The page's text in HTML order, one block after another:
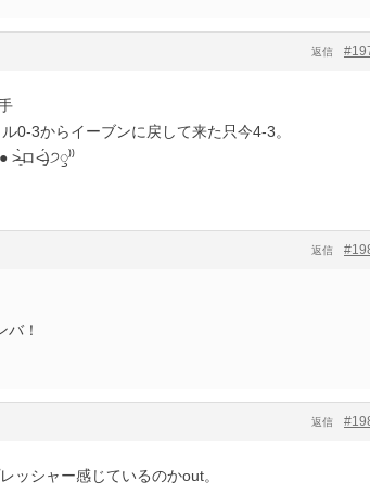
返信
0-3からイーブンに戻して来た只今4-3。
˃̶͈̀ロ˂̶͈́)੭ꠥ⁾⁾
返信
！
返信
ッシャー感じているのかout。